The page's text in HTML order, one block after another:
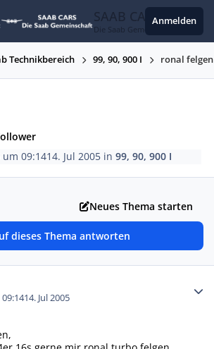
SAAB CARS
Die Saab Gemeinschaft
Anmelden
Technikbereich 99, 90, 900 I ronal felgen
um 09:1414. Jul 2005 in99, 90, 900 I
Neues Thema starten
dieses Thema antworten
09:1414. Jul 2005